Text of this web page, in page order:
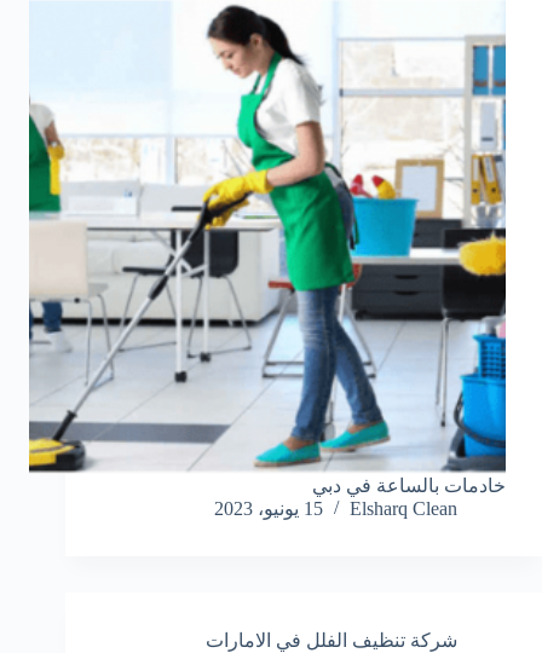
خادمات بالساعة في دبي
Elsharq Clean
15 يونيو، 2023
شركة تنظيف الفلل في الامارات